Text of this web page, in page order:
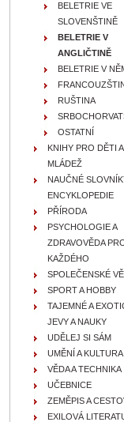
BELETRIE VE
SLOVENŠTINĚ
BELETRIE V
ANGLIČTINĚ
BELETRIE V
RUŠTINA
OSTATNÍ
KNIHY PRO DĚTI A
MLÁDEŽ
NAUČNÉ
ENCYKLOPEDIE
PŘÍRODA
PSYCHOLOGIE A
ZDRAVOVĚDA
KAŽDÉHO
SPOLEČENSKÉ
SPORT A HOBBY
TAJEMNÉ A
JEVY A NAUKY
UDĚLEJ SI SÁM
UMĚNÍ A KULTURA
VĚDA A TECHNIKA
UČEBNICE
ZEMĚPIS A
EXILOVÁ